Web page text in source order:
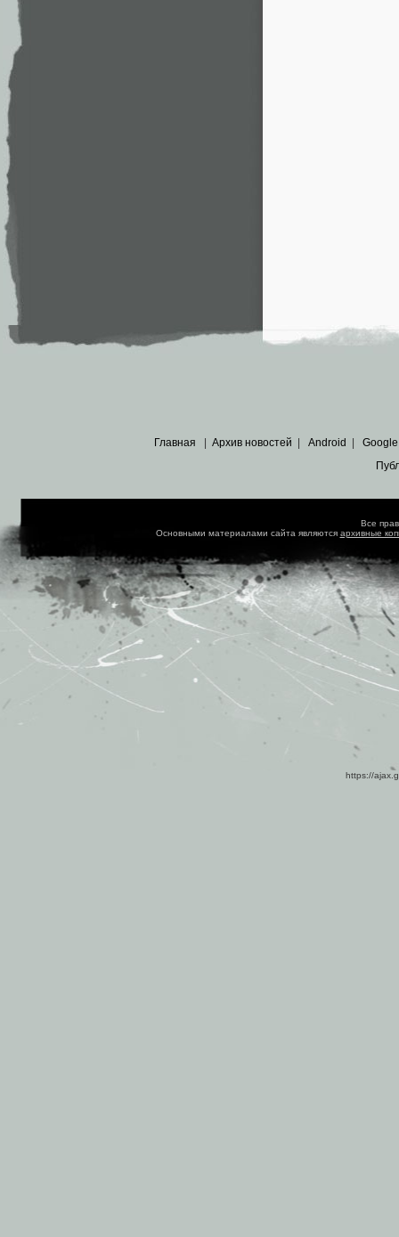
Главная Архив новостей Android Google
Все
Основными материалами сайта являются архивные
https://